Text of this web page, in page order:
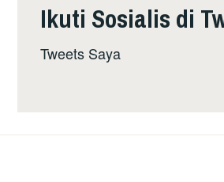
Ikuti Sosialis di
Tweets Saya